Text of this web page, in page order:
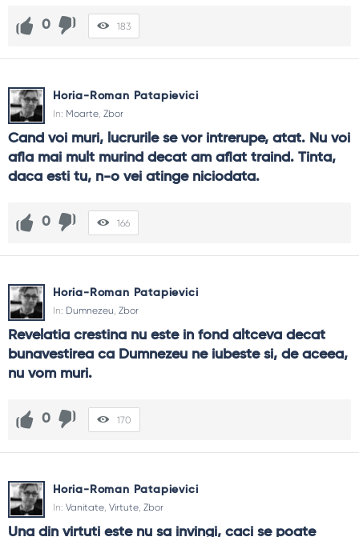
0 183
Horia-Roman Patapievici
In: Moarte, Zbor
Cand voi muri, lucrurile se vor intrerupe, atat. Nu voi
afla mai mult murind decat am aflat traind. Tinta,
daca esti tu, n-o vei atinge niciodata.
0 166
Horia-Roman Patapievici
In: Dumnezeu, Zbor
Revelatia crestina nu este in fond altceva decat
bunavestirea ca Dumnezeu ne iubeste si, de aceea,
nu vom muri.
0 170
Horia-Roman Patapievici
In: Vanitate, Virtute, Zbor
Una din virtuti este nu sa invingi, caci se poate